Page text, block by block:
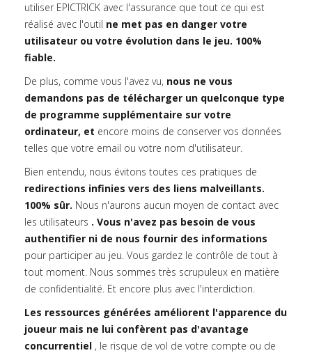
utiliser EPICTRICK avec l'assurance que tout ce qui est
réalisé avec l'outil ne met pas en danger votre
utilisateur ou votre évolution dans le jeu. 100%
fiable.
De plus, comme vous l'avez vu, nous ne vous
demandons pas de télécharger un quelconque type
de programme supplémentaire sur votre
ordinateur, et encore moins de conserver vos données
telles que votre email ou votre nom d'utilisateur.
Bien entendu, nous évitons toutes ces pratiques de
redirections infinies vers des liens malveillants.
100% sûr. Nous n'aurons aucun moyen de contact avec
les utilisateurs . Vous n'avez pas besoin de vous
authentifier ni de nous fournir des informations
pour participer au jeu. Vous gardez le contrôle de tout à
tout moment. Nous sommes très scrupuleux en matière
de confidentialité. Et encore plus avec l'interdiction.
Les ressources générées améliorent l'apparence du
joueur mais ne lui confèrent pas d'avantage
concurrentiel , le risque de vol de votre compte ou de